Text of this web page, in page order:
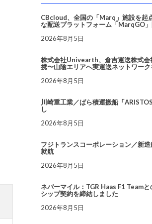
CBcloud、全国の「Marq」施設を起
な配送プラットフォーム「MarqGO
2026年8月5日
株式会社Univearth、倉吉運送株式会
携〜山陰エリアへ実運送ネットワー
2026年8月5日
川崎重工業／ばら積運搬船「
し
2026年8月5日
フジトランスコーポレーション／新造
就航
2026年8月5日
ネバーマイル：TGR Haas F1 Team
シップ契約を締結しました
2026年8月5日